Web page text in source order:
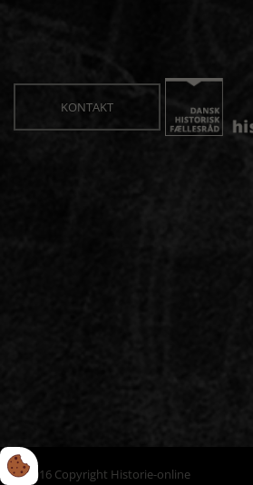
KONTAKT
© 2016 Copyright Historie-online